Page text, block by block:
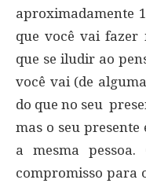
aproximadamente
que você vai fazer
que se iludir ao
você vai (de
do que no seu
mas o seu
a mesma
compromisso para